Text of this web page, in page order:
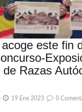
este fin
de Razas
19 Ene 2023 0